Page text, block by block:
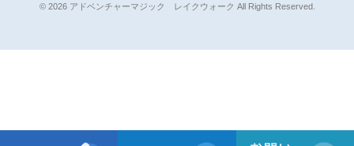
© 2026 アドベンチャーマジック レイクウォーク All Rights Reserved.